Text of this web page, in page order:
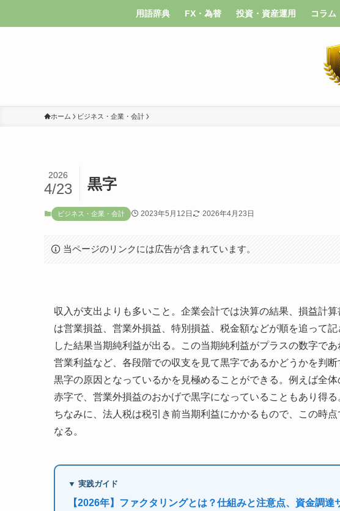
用語辞典 FX・為替 投資・資産運用 コラム
ホーム ビジネス・企業・会計
黒字
2026
4/23
ビジネス・企業・会計 2023年5月12日 2026年4月23日
当ページのリンクには広告が含まれています。
収入が支出よりも多いこと。企業会計では決算の結果、損益計
は営業損益、営業外損益、特別損益、税金額などが順を追って
した結果当期純利益が出る。この当期純利益がプラスの数字であ
営業利益など、各段階での収支を見て黒字であるかどうかを判
黒字の原因となっているかを見極めることができる。例えば全
赤字で、営業外損益のおかげで黒字になっていることもあり得る
ちなみに、法人税は税引き前当期利益にかかるもので、この時
なる。
▼ 実践ガイド
【2026年】ファクタリングとは？仕組みと注意点、資金調